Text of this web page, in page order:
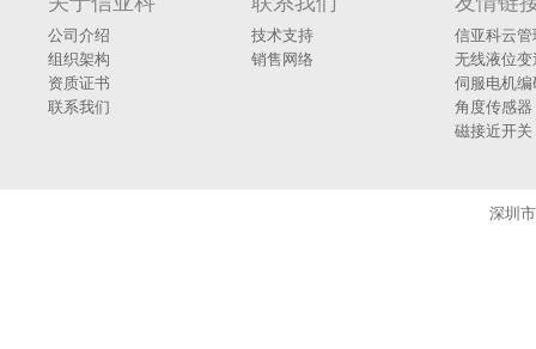
公司介绍
组织架构
资质证书
联系我们
技术支持
销售网络
信亚科云管
无线液位变
伺服电机编
角度传感器
磁接近开关
深圳